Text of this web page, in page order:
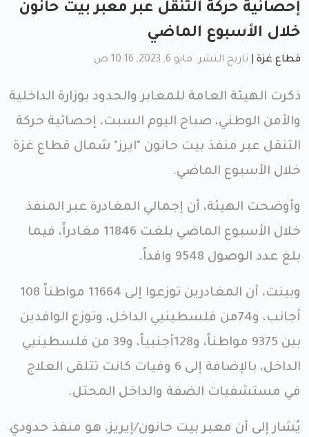
إحصائية حركة التنقل عبر معبر بيت حانون
خلال الأسبوع الماضي
قطاع غزة تاريخ النشر: مايو 6, 2023, 10:16 ص
ذكرت الهيئة العامة للمعابر والحدود بوزارة الداخلية
والأمن الوطني، صباح اليوم السبت، إحصائية حركة
التنقل عبر منفذ بيت حانون "ايرز" شمال قطاع غزة
خلال الأسبوع الماضي.
وأوضحت الهيئة، أن إجمالي المغادرة عبر المنفذ
خلال الأسبوع الماضي بلغت 11846 مغادراً، فيما
بلغ عدد الوصول 9548 وافداً.
وبينت، أن المغادرين توزعوا إلى 11664 مواطناً 108
أجانب، و74من فلسطينيي الداخل، وتوزع الوافدين
بين 9375 مواطناً، و128أجنبياً، و39 من فلسطينيي
الداخل، بالإضافة إلى 6 وفيات كانت تتلقى العلاج
في مستشفيات الضفة والداخل المحتل.
يُشار إلى أن معبر بيت حانون/إيريز، هو منفذ حدودي